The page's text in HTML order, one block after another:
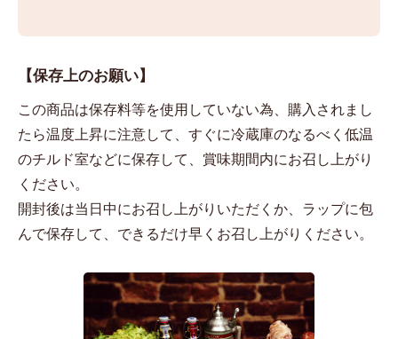
【保存上のお願い】
この商品は保存料等を使用していない為、購入されまし
たら温度上昇に注意して、すぐに冷蔵庫のなるべく低温
のチルド室などに保存して、賞味期間内にお召し上がり
ください。
開封後は当日中にお召し上がりいただくか、ラップに包
んで保存して、できるだけ早くお召し上がりください。